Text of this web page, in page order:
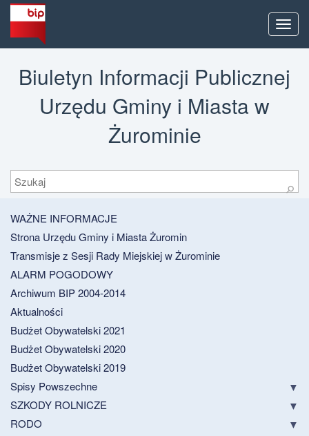
Menu
Biuletyn Informacji Publicznej
Urzędu Gminy i Miasta w
Żurominie
Szukaj
⚲
WAŻNE INFORMACJE
Strona Urzędu Gminy i Miasta Żuromin
Transmisje z Sesji Rady Miejskiej w Żurominie
ALARM POGODOWY
Archiwum BIP 2004-2014
Aktualności
Budżet Obywatelski 2021
Budżet Obywatelski 2020
Budżet Obywatelski 2019
Spisy Powszechne
SZKODY ROLNICZE
RODO